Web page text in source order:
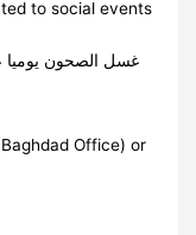
to social events
غسل الصحون يوميا
Office) or